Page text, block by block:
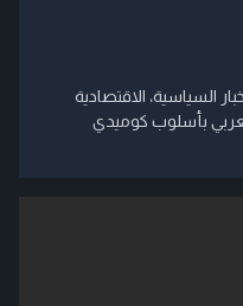
السياسية، الاقتصادية
بأسلوب كوميدي